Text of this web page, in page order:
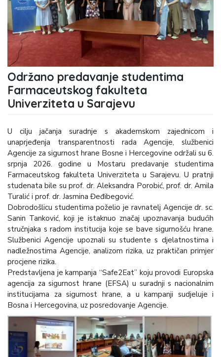
Održano predavanje studentima
Farmaceutskog fakulteta
Univerziteta u Sarajevu
U cilju jačanja suradnje s akademskom zajednicom i
unaprjeđenja transparentnosti rada Agencije, službenici
Agencije za sigurnost hrane Bosne i Hercegovine održali su 6.
srpnja 2026. godine u Mostaru predavanje studentima
Farmaceutskog fakulteta Univerziteta u Sarajevu. U pratnji
studenata bile su prof. dr. Aleksandra Porobić, prof. dr. Amila
Turalić i prof. dr. Jasmina Đeđibegović.
Dobrodošlicu studentima poželio je ravnatelj Agencije dr. sc.
Sanin Tanković, koji je istaknuo značaj upoznavanja budućih
stručnjaka s radom institucija koje se bave sigurnošću hrane.
Službenici Agencije upoznali su studente s djelatnostima i
nadležnostima Agencije, analizom rizika, uz praktičan primjer
procjene rizika.
Predstavljena je kampanja “Safe2Eat” koju provodi Europska
agencija za sigurnost hrane (EFSA) u suradnji s nacionalnim
institucijama za sigurnost hrane, a u kampanji sudjeluje i
Bosna i Hercegovina, uz posredovanje Agencije.